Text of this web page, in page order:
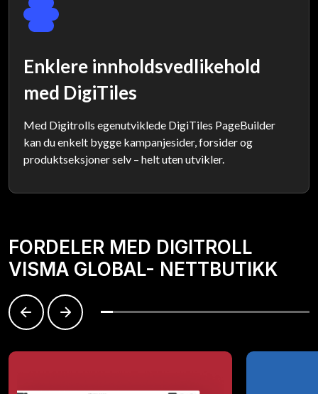
Enklere innholdsvedlikehold
med DigiTiles
Med Digitrolls egenutviklede DigiTiles PageBuilder
kan du enkelt bygge kampanjesider, forsider og
produktseksjoner selv – helt uten utvikler.
FORDELER MED DIGITROLL
VISMA GLOBAL- NETTBUTIKK